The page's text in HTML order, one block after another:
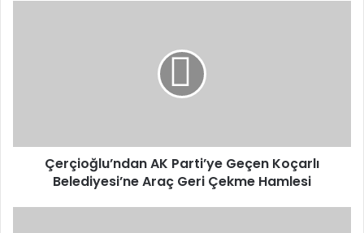
Çekme
HamlesiÇerçioğlu’ndan AK Parti’ye Geçen Koçarlı
Belediyesi’ne Araç Geri Çekme Hamlesi